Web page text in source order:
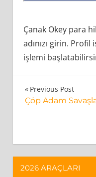
Çanak Okey para
adınızı girin.
işlemi
Çanak
Okey
(Çip)
Nasıl
Çalışır?
Yazı
gezinmesi
Previous Post
Çöp Adam
2026 ARAÇLARI